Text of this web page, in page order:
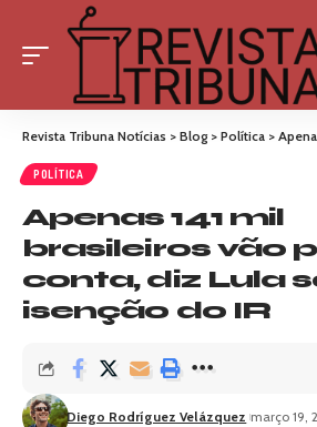
Revista Tribuna Notícias > Blog> Política > Apenas 141
POLÍTICA
Apenas 141 mil
brasileiros vão
conta, diz Lula
isenção do IR
Diego Rodríguez Velázquez março 19,